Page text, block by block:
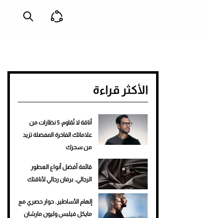
الأكثر قراءة
أناقة لا تُقاوم: 5 نظارات من
علاماتك الفاخرة المفضلة تزيد
من سحرك
قائمة أفضل أنواع العطور
الرجالي.. برفان رجالي لأناقتك
إلهام الأساطير.. حوار حصري مع
مايكل فيلبس وليون مارشان